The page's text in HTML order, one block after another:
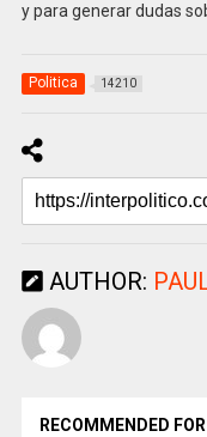
y para generar dudas
Politica 14210
AUTHOR:
RECOMMENDED